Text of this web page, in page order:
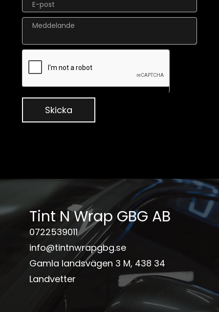
Skicka
Tint N Wrap GBG AB
0722539011
info@tintnwrapgbg.se
Gamla landsvägen 3 M, 438 34
Landvetter